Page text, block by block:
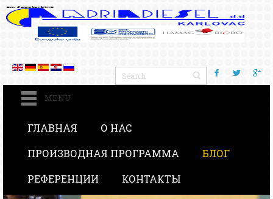
MENU
ГЛАВНАЯ
О НАС
ПРОИЗВОДНАЯ ПРОГРАММА
БЛОГ
РЕФЕРЕНЦИИ
КОНТАКТЫ